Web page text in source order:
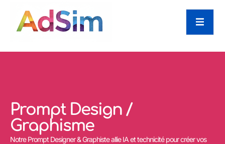
Prompt Design /
Graphisme
Notre Prompt Designer & Graphiste allie IA et technicité pour créer vos